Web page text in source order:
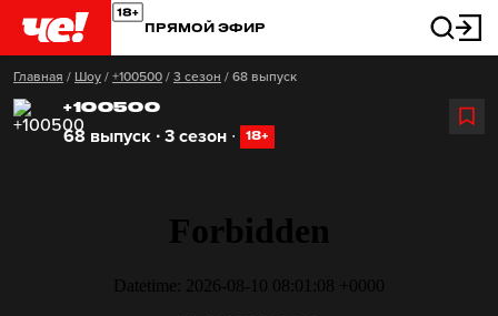
ПРЯМОЙ ЭФИР
Главная / Шоу / +100500 / 3 сезон / 68 выпуск
+100500
68 выпуск ∙ 3 сезон ∙ 18+